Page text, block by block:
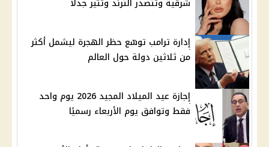
إدارة ترامب توسّع حظر الهجرة ليشمل أكثر
من ثلاثين دولة حول العالم
إجازة عيد الميلاد المجيد 2026 يوم واحد
فقط وتوافق يوم الأربعاء رسميًا